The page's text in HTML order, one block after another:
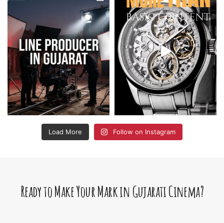
Load More Follow on Instagram
Ready to Make Your Mark in Gujarati Cinema?